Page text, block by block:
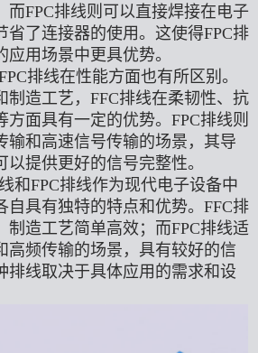
而FPC排线则可以直接焊接在电子
省了连接器的使用。这使得FPC排
用场景中更具优势。
排线在性能方面也有所区别。
制造工艺，FFC排线在柔韧性、抗
方面具有一定的优势。FPC排线则
输和高速信号传输的场景，其导
提供更好的信号完整性。
和FPC排线作为现代电子设备中
自具有独特的特点和优势。FFC排
制造工艺简单高效；而FPC排线适
高频传输的场景，具有较好的信
排线取决于具体应用的需求和设